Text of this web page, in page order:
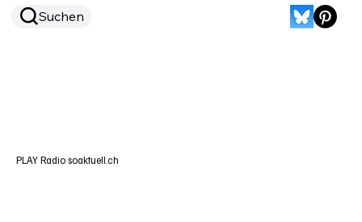
Suchen
PLAY Radio soaktuell.ch